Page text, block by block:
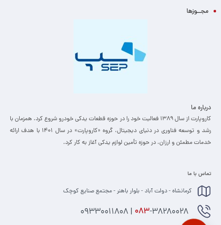
مجــوزها
درباره ما
کاروپارت از سال ۱۳۸۹ فعالیت خود را در حوزه قطعات یدکی خودرو شروع کرد. همزمان با
رشد و توسعه فناوری در دنیای دیجیتال، گروه «کاروپارت» در سال ۱۴۰۱ با هدف ارائه
خدمات مطمئن و ارزان، ­در حوزه تأمین لوازم یدکی آغاز به کار کرد.
تماس با ما
کرمانشاه - دولت آباد - بلوار باهنر - مجتمع صنایع کوچک
-38280028 | 09330011808